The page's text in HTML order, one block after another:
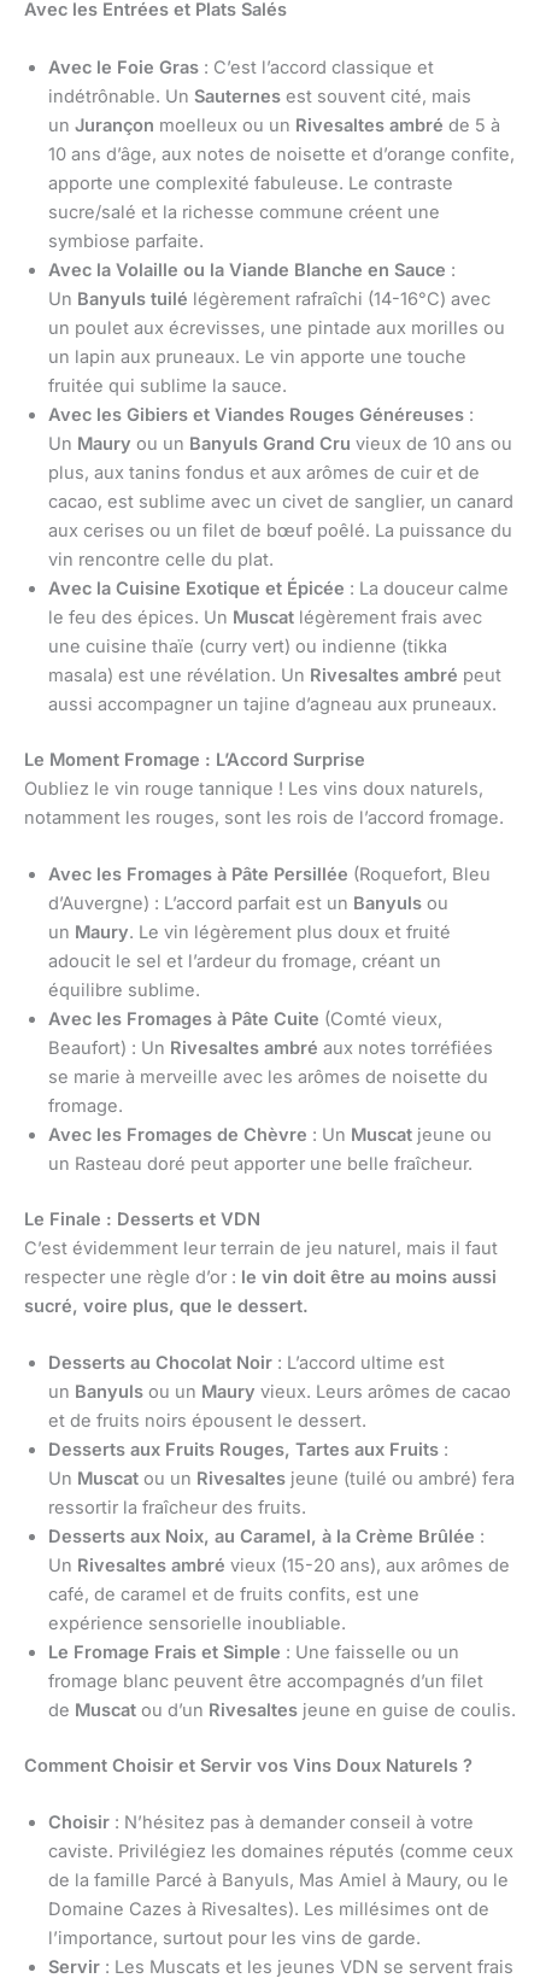
Avec les Entrées et Plats Salés
Avec le Foie Gras : C’est l’accord classique et
indétrônable. Un Sauternes est souvent cité, mais
un Jurançon moelleux ou un Rivesaltes ambré de 5 à
10 ans d’âge, aux notes de noisette et d’orange confite,
apporte une complexité fabuleuse. Le contraste
sucre/salé et la richesse commune créent une
symbiose parfaite.
Avec la Volaille ou la Viande Blanche en Sauce :
Un Banyuls tuilé légèrement rafraîchi (14-16°C) avec
un poulet aux écrevisses, une pintade aux morilles ou
un lapin aux pruneaux. Le vin apporte une touche
fruitée qui sublime la sauce.
Avec les Gibiers et Viandes Rouges Généreuses :
Un Maury ou un Banyuls Grand Cru vieux de 10 ans ou
plus, aux tanins fondus et aux arômes de cuir et de
cacao, est sublime avec un civet de sanglier, un canard
aux cerises ou un filet de bœuf poêlé. La puissance du
vin rencontre celle du plat.
Avec la Cuisine Exotique et Épicée : La douceur calme
le feu des épices. Un Muscat légèrement frais avec
une cuisine thaïe (curry vert) ou indienne (tikka
masala) est une révélation. Un Rivesaltes ambré peut
aussi accompagner un tajine d’agneau aux pruneaux.
Le Moment Fromage : L’Accord Surprise
Oubliez le vin rouge tannique ! Les vins doux naturels,
notamment les rouges, sont les rois de l’accord fromage.
Avec les Fromages à Pâte Persillée (Roquefort, Bleu
d’Auvergne) : L’accord parfait est un Banyuls ou
un Maury. Le vin légèrement plus doux et fruité
adoucit le sel et l’ardeur du fromage, créant un
équilibre sublime.
Avec les Fromages à Pâte Cuite (Comté vieux,
Beaufort) : Un Rivesaltes ambré aux notes torréfiées
se marie à merveille avec les arômes de noisette du
fromage.
Avec les Fromages de Chèvre : Un Muscat jeune ou
un Rasteau doré peut apporter une belle fraîcheur.
Le Finale : Desserts et VDN
C’est évidemment leur terrain de jeu naturel, mais il faut
respecter une règle d’or : le vin doit être au moins aussi
sucré, voire plus, que le dessert.
Desserts au Chocolat Noir : L’accord ultime est
un Banyuls ou un Maury vieux. Leurs arômes de cacao
et de fruits noirs épousent le dessert.
Desserts aux Fruits Rouges, Tartes aux Fruits :
Un Muscat ou un Rivesaltes jeune (tuilé ou ambré) fera
ressortir la fraîcheur des fruits.
Desserts aux Noix, au Caramel, à la Crème Brûlée :
Un Rivesaltes ambré vieux (15-20 ans), aux arômes de
café, de caramel et de fruits confits, est une
expérience sensorielle inoubliable.
Le Fromage Frais et Simple : Une faisselle ou un
fromage blanc peuvent être accompagnés d’un filet
de Muscat ou d’un Rivesaltes jeune en guise de coulis.
Comment Choisir et Servir vos Vins Doux Naturels ?
Choisir : N’hésitez pas à demander conseil à votre
caviste. Privilégiez les domaines réputés (comme ceux
de la famille Parcé à Banyuls, Mas Amiel à Maury, ou le
Domaine Cazes à Rivesaltes). Les millésimes ont de
l’importance, surtout pour les vins de garde.
Servir : Les Muscats et les jeunes VDN se servent frais